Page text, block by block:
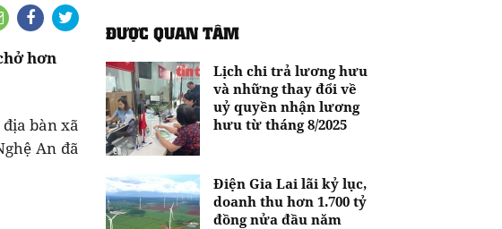
hơn
bàn xã
An đã
ĐƯỢC QUAN TÂM
Lịch chi trả lương hưu
và những thay đổi về
uỷ quyền nhận lương
hưu từ tháng 8/2025
Điện Gia Lai lãi kỷ lục,
doanh thu hơn 1.700 tỷ
đồng nửa đầu năm